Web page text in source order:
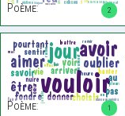
2
Poème:
1
Poème: